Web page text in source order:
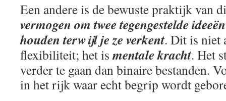
Een andere is de bewuste praktijk van
vermogen om twee tegengestelde
houden terwijl je ze verkent. Dit is niet
flexibiliteit; het ismentale kracht. Het
verder te gaan dan binaire bestanden.
in het rijk waar echt begrip wordt